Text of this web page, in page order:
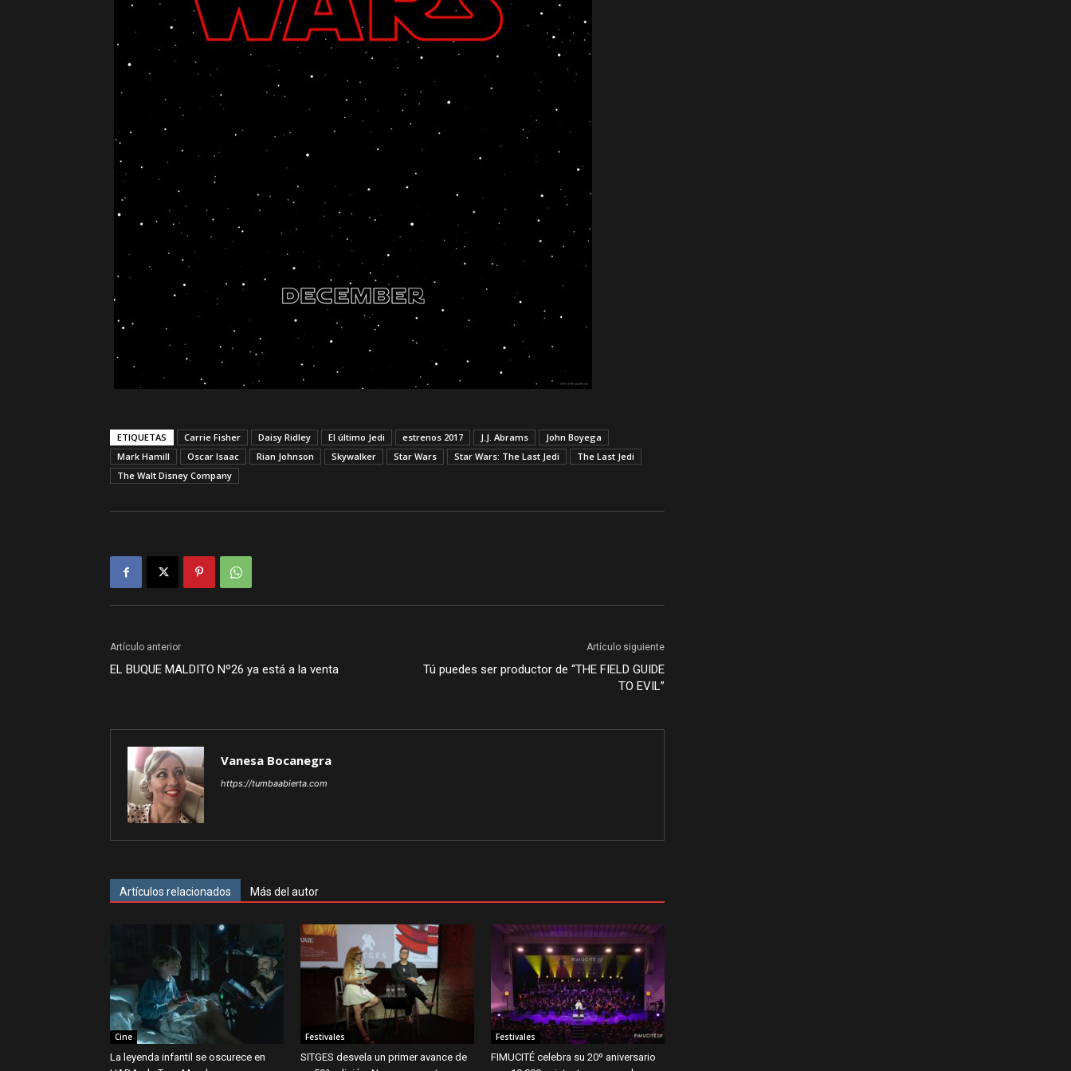
ETIQUETAS Carrie Fisher Daisy Ridley El último Jedi estrenos 2017 J.J. Abrams
John Boyega
Mark Hamill
Oscar Isaac Rian Johnson Skywalker Star Wars Star Wars: The Last Jedi
The Last Jedi
The Walt Disney Company
Artículo anterior
EL BUQUE MALDITO Nº26 ya está a la venta
Artículo siguiente
Tú puedes ser productor de “THE FIELD GUIDE
TO EVIL”
Vanesa Bocanegra
https://tumbaabierta.com
Artículos relacionados Más del autor
Cine
La leyenda infantil se oscurece en
Festivales
SITGES desvela un primer avance de
Festivales
FIMUCITÉ celebra su 20º aniversario